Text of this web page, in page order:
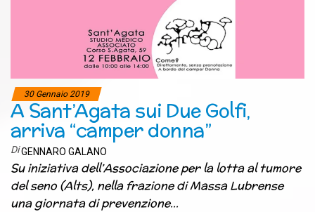
30 Gennaio 2019
A Sant’Agata sui Due Golfi,
arriva “camper donna”
DiGENNARO GALANO
Su iniziativa dell’Associazione per la lotta al tumore
del seno (Alts), nella frazione di Massa Lubrense
una giornata di prevenzione…